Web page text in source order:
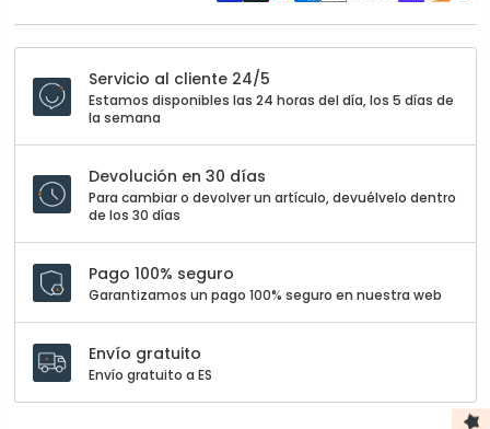
Servicio al cliente 24/5
Estamos disponibles las 24 horas del día, los 5 días de
la semana
Devolución en 30 días
Para cambiar o devolver un artículo, devuélvelo dentro
de los 30 días
Pago 100% seguro
Garantizamos un pago 100% seguro en nuestra web
Envío gratuito
Envío gratuito a ES